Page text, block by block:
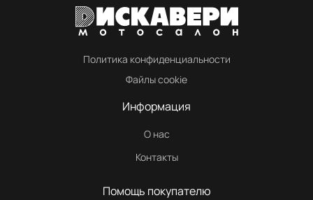
Политика конфиденциальности
Файлы cookie
Информация
О нас
Контакты
Помощь покупателю